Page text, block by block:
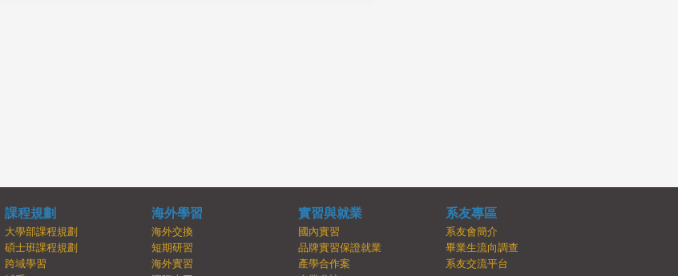
課程規劃
大學部課程規劃
碩士班課程規劃
跨域學習
海外學習
海外交換
短期研習
海外實習
實習與就業
國內實習
品牌實習保證就業
產學合作案
系友專區
系友會簡介
畢業生流向調查
系友交流平台